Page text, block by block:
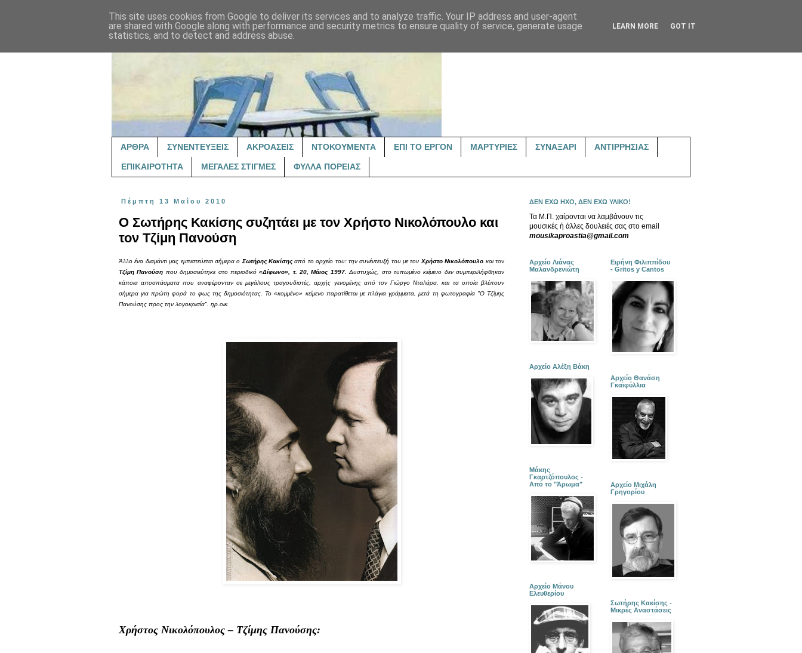
ΑΡΘΡΑ ΣΥΝΕΝΤΕΥΞΕΙΣ ΑΚΡΟΑΣΕΙΣ ΝΤΟΚΟΥΜΕΝΤΑ ΕΠΙ ΤΟ ΕΡΓΟΝ ΜΑΡΤΥΡΙΕΣ ΣΥΝΑΞΑΡΙ ΑΝΤΙΡΡΗΣΙΑΣ
ΕΠΙΚΑΙΡΟΤΗΤΑ ΜΕΓΑΛΕΣ ΣΤΙΓΜΕΣ ΦΥΛΛΑ ΠΟΡΕΙΑΣ
Πέμπτη 13 Μαΐου 2010
Ο Σωτήρης Κακίσης συζητάει με τον Χρήστο Νικολόπουλο και
τον Τζίμη Πανούση
Άλλο ένα διαμάντι μας εμπιστεύεται σήμερα οΣωτήρης Κακίσης από το αρχείο του: την συνέντευξή του με τονΧρήστο Νικολόπουλο και τον
Τζίμη Πανούση που δημοσιεύτηκε στο περιοδικό«Δίφωνο», τ. 20, Μάιος 1997. Δυστυχώς, στο τυπωμένο κείμενο δεν συμπεριλήφθηκαν
κάποια αποσπάσματα που αναφέρονταν σε μεγάλους τραγουδιστές, αρχής γενομένης από τον Γιώργο Νταλάρα, και τα οποία βλέπουν
σήμερα για πρώτη φορά το φως της δημοσιότητας. Το «κομμένο» κείμενο παρατίθεται με πλάγια γράμματα, μετά τη φωτογραφία "Ο Τζίμης
Πανούσης προς την λογοκρισία". ηρ.οικ.
Χρήστος Νικολόπουλος – Τζίμης Πανούσης:
ΔΕΝ ΕΧΩ ΗΧΟ, ΔΕΝ ΕΧΩ ΥΛΙΚΟ!
Τα Μ.Π. χαίρονται να λαμβάνουν τις
μουσικές ή άλλες δουλειές σας στο email
mousikaproastia@gmail.com
Αρχείο Λιάνας
Μαλανδρενιώτη
Αρχείο Αλέξη Βάκη
Μάκης
Γκαρτζόπουλος -
Από το "Άρωμα"
Αρχείο Μάνου
Ελευθερίου
Ειρήνη Φιλιππίδου
- Gritos y Cantos
Αρχείο Θανάση
Γκαϊφύλλια
Αρχείο Μιχάλη
Γρηγορίου
Σωτήρης Κακίσης -
Μικρές Αναστάσεις
This site uses cookies from Google to deliver its services and to analyze traffic. Your IP address and user-agent
are shared with Google along with performance and security metrics to ensure quality of service, generate usage
statistics, and to detect and address abuse.
LEARN MORE GOT IT